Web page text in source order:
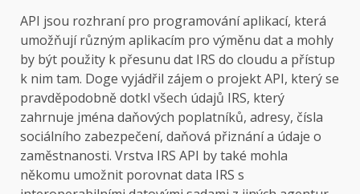
API jsou rozhraní pro programování aplikací, která
umožňují různým aplikacím pro výměnu dat a mohly
by být použity k přesunu dat IRS do cloudu a přístup
k nim tam. Doge vyjádřil zájem o projekt API, který se
pravděpodobně dotkl všech údajů IRS, který
zahrnuje jména daňových poplatníků, adresy, čísla
sociálního zabezpečení, daňová přiznání a údaje o
zaměstnanosti. Vrstva IRS API by také mohla
někomu umožnit porovnat data IRS s